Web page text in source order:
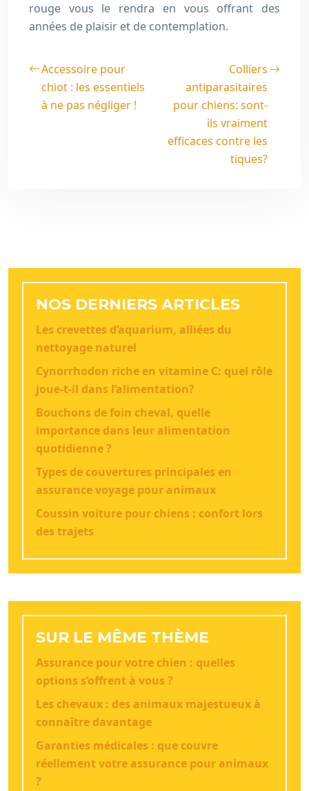
rouge vous le rendra en vous offrant des
années de plaisir et de contemplation.
Accessoire pour
chiot : les essentiels
à ne pas négliger !
Colliers
antiparasitaires
pour chiens: sont-
ils vraiment
efficaces contre les
tiques?
NOS DERNIERS ARTICLES
Les crevettes d’aquarium, alliées du
nettoyage naturel
Cynorrhodon riche en vitamine C: quel rôle
joue-t-il dans l’alimentation?
Bouchons de foin cheval, quelle
importance dans leur alimentation
quotidienne ?
Types de couvertures principales en
assurance voyage pour animaux
Coussin voiture pour chiens : confort lors
des trajets
SUR LE MÊME THÈME
Assurance pour votre chien : quelles
options s’offrent à vous ?
Les chevaux : des animaux majestueux à
connaître davantage
Garanties médicales : que couvre
réellement votre assurance pour animaux
?